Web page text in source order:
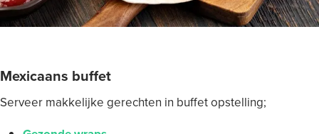
Mexicaans buffet
Serveer makkelijke gerechten in buffet opstelling;